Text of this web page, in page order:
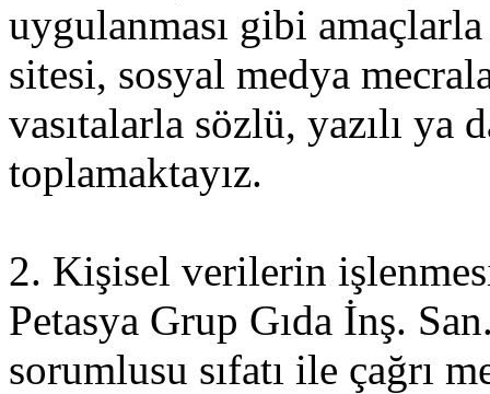
uygulanması gibi
sitesi, sosyal medya
vasıtalarla sözlü, yazılı
toplamaktayız.
2. Kişisel verilerin
Petasya Grup Gıda İnş.
sorumlusu sıfatı ile çağrı